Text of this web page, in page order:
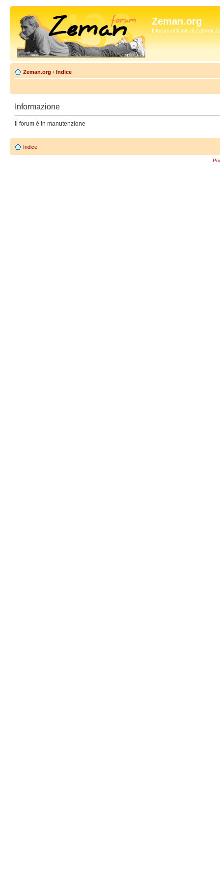
Zeman.org
Il forum ufficiale di Zdenek
Zeman.org ‹ Indice
Informazione
Il forum è in manutenzione
Indice